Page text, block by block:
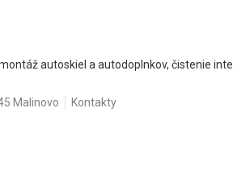
autoskiel a autodoplnkov, čistenie
Malinovo Kontakty